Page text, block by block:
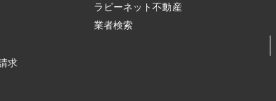
求
ラビーネット不動産
業者検索